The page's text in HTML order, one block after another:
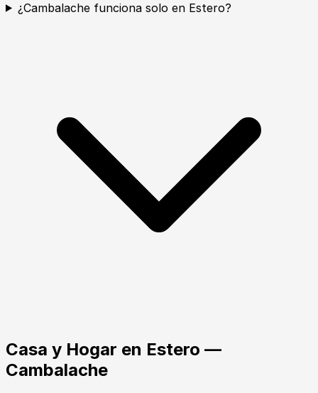
¿Cambalache funciona solo en Estero?
Casa y Hogar en Estero —
Cambalache